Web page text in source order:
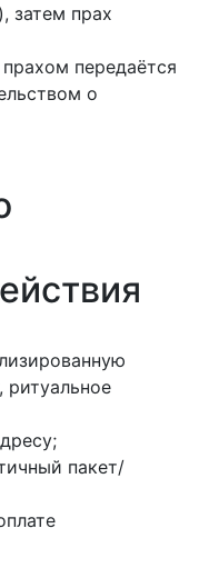
затем прах
передаётся
о
ритуальное
пакет/